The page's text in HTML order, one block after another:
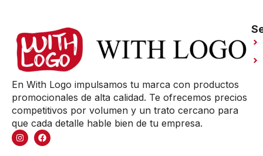
En With Logo impulsamos tu marca con productos
promocionales de alta calidad. Te ofrecemos precios
competitivos por volumen y un trato cercano para
que cada detalle hable bien de tu empresa.